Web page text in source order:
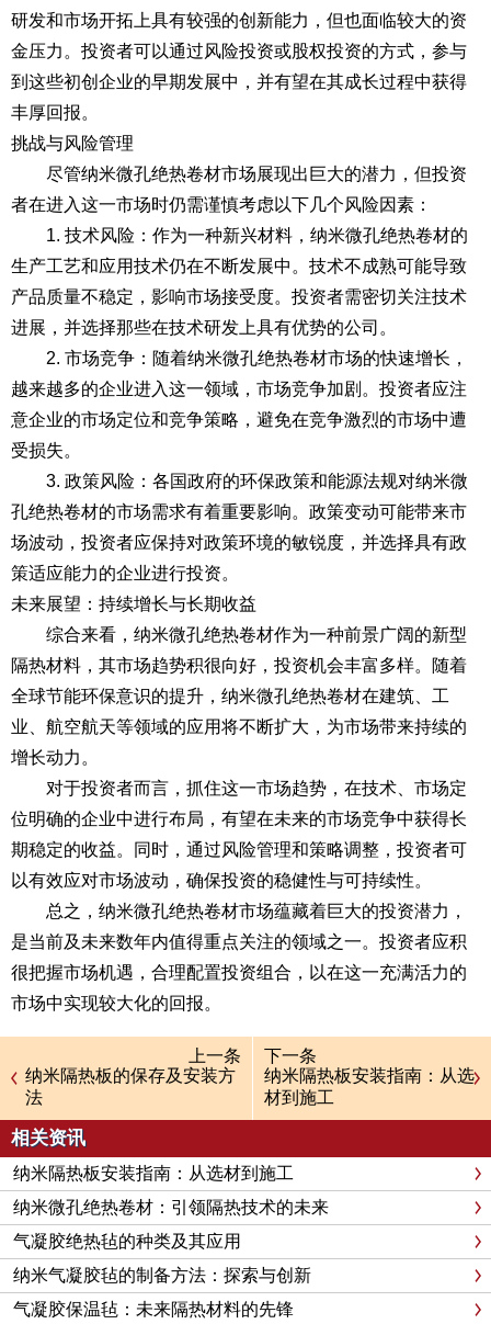
研发和市场开拓上具有较强的创新能力，但也面临较大的资
金压力。投资者可以通过风险投资或股权投资的方式，参与
到这些初创企业的早期发展中，并有望在其成长过程中获得
丰厚回报。
挑战与风险管理
尽管纳米微孔绝热卷材市场展现出巨大的潜力，但投资
者在进入这一市场时仍需谨慎考虑以下几个风险因素：
1. 技术风险：作为一种新兴材料，纳米微孔绝热卷材的
生产工艺和应用技术仍在不断发展中。技术不成熟可能导致
产品质量不稳定，影响市场接受度。投资者需密切关注技术
进展，并选择那些在技术研发上具有优势的公司。
2. 市场竞争：随着纳米微孔绝热卷材市场的快速增长，
越来越多的企业进入这一领域，市场竞争加剧。投资者应注
意企业的市场定位和竞争策略，避免在竞争激烈的市场中遭
受损失。
3. 政策风险：各国政府的环保政策和能源法规对纳米微
孔绝热卷材的市场需求有着重要影响。政策变动可能带来市
场波动，投资者应保持对政策环境的敏锐度，并选择具有政
策适应能力的企业进行投资。
未来展望：持续增长与长期收益
综合来看，纳米微孔绝热卷材作为一种前景广阔的新型
隔热材料，其市场趋势积很向好，投资机会丰富多样。随着
全球节能环保意识的提升，纳米微孔绝热卷材在建筑、工
业、航空航天等领域的应用将不断扩大，为市场带来持续的
增长动力。
对于投资者而言，抓住这一市场趋势，在技术、市场定
位明确的企业中进行布局，有望在未来的市场竞争中获得长
期稳定的收益。同时，通过风险管理和策略调整，投资者可
以有效应对市场波动，确保投资的稳健性与可持续性。
总之，纳米微孔绝热卷材市场蕴藏着巨大的投资潜力，
是当前及未来数年内值得重点关注的领域之一。投资者应积
很把握市场机遇，合理配置投资组合，以在这一充满活力的
市场中实现较大化的回报。
上一条
纳米隔热板的保存及安装方
法
下一条
纳米隔热板安装指南：从选
材到施工
相关资讯
纳米隔热板安装指南：从选材到施工
纳米微孔绝热卷材：引领隔热技术的未来
气凝胶绝热毡的种类及其应用
纳米气凝胶毡的制备方法：探索与创新
气凝胶保温毡：未来隔热材料的先锋